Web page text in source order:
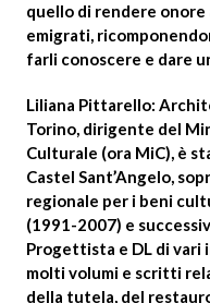
quello di rendere
emigrati,
farli conoscere e dare
Liliana Pittarello:
Torino, dirigente del
Culturale (ora MiC), è
Castel Sant’Angelo,
regionale per i beni
(1991-2007) e
Progettista e DL di
molti volumi e scritti
della tutela, del